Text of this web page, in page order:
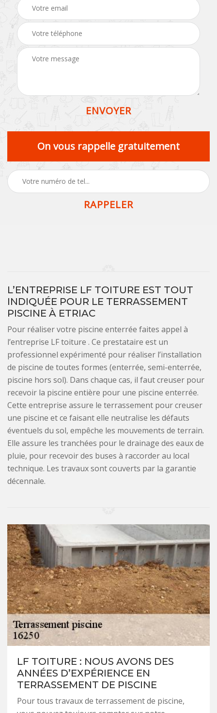
On vous rappelle gratuitement
L’ENTREPRISE LF TOITURE EST TOUT
INDIQUÉE POUR LE TERRASSEMENT
PISCINE À ETRIAC
Pour réaliser votre piscine enterrée faites appel à
l’entreprise LF toiture . Ce prestataire est un
professionnel expérimenté pour réaliser l’installation
de piscine de toutes formes (enterrée, semi-enterrée,
piscine hors sol). Dans chaque cas, il faut creuser pour
recevoir la piscine entière pour une piscine enterrée.
Cette entreprise assure le terrassement pour creuser
une piscine et ce faisant elle neutralise les défauts
éventuels du sol, empêche les mouvements de terrain.
Elle assure les tranchées pour le drainage des eaux de
pluie, pour recevoir des buses à raccorder au local
technique. Les travaux sont couverts par la garantie
décennale.
LF TOITURE : NOUS AVONS DES
ANNÉES D’EXPÉRIENCE EN
TERRASSEMENT DE PISCINE
Pour tous travaux de terrassement de piscine,